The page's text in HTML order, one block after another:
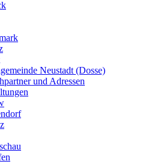
Neustadt (Dosse)
und Adressen